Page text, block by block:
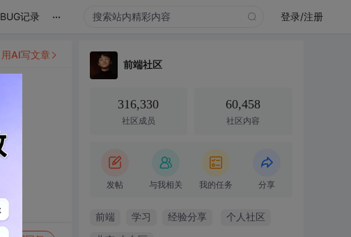
BUG记录 ... 登录/注册
用AI写文章
前端社区
316,330
社区成员
60,458
社区内容
发帖 与我相关 我的任务 分享
前端 学习 经验分享 个人社区